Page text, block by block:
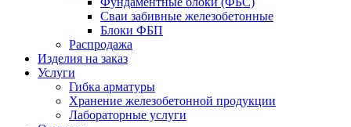
Сваи забивные железобетонные
Блоки ФБП
Распродажа
Изделия на заказ
Услуги
Гибка арматуры
Хранение железобетонной продукции
Лабораторные услуги